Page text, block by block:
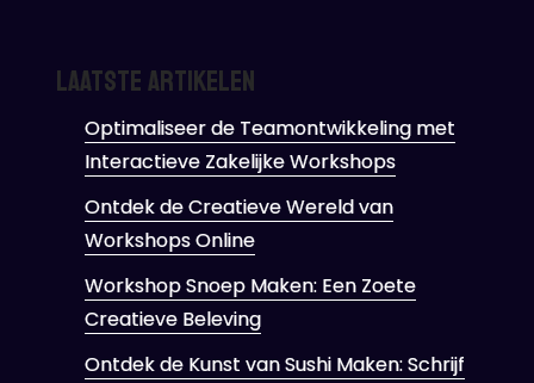
Laatste artikelen
Optimaliseer de Teamontwikkeling met
Interactieve Zakelijke Workshops
Ontdek de Creatieve Wereld van
Workshops Online
Workshop Snoep Maken: Een Zoete
Creatieve Beleving
Ontdek de Kunst van Sushi Maken: Schrijf